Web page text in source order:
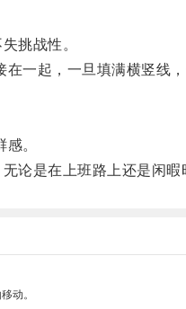
挑战性。
起，一旦填满横竖线，
。
是在上班路上还是闲暇
动。